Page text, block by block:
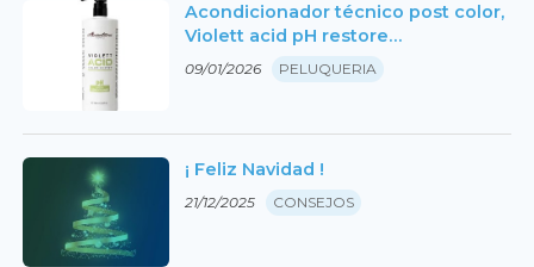
Acondicionador técnico post color,
Violett acid pH restore
acondicionador, litro
09/01/2026 PELUQUERIA
¡ Feliz Navidad !
21/12/2025 CONSEJOS